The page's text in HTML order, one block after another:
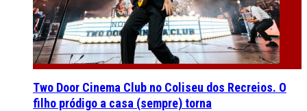
Two Door Cinema Club no Coliseu dos Recreios. O
filho pródigo a casa (sempre) torna